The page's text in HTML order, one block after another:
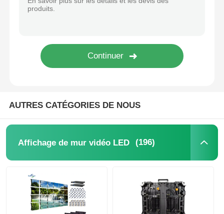
Écran LED SMD
AUTRES CATÉGORIES DE NOUS
Affichage de mur vidéo LED (196)